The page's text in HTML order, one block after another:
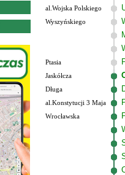
al.Wojska Polskiego
Wyszyńskiego
Ptasia
Jaskółcza
Długa
al.Konstytucji 3 Maja
Wrocławska